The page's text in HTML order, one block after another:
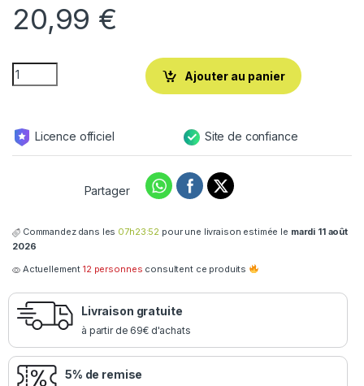
20,99 €
Ajouter au panier
Licence officiel Site de confiance
Partager
Commandez dans les 07h23:51 pour une livraison estimée le mardi 11 août
2026
Actuellement12 personnes consultent ce produits
Livraison gratuite
à partir de 69€ d'achats
5% de remise